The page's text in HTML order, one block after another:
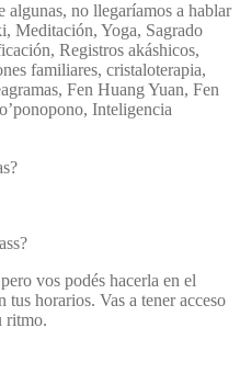
algunas, no llegaríamos a hablar
Meditación, Yoga, Sagrado
Registros akáshicos,
familiares, cristaloterapia,
Fen Huang Yuan, Fen
Inteligencia
vos podés hacerla en el
tus horarios. Vas a tener acceso
ritmo.